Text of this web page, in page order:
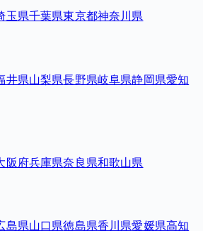
玉県千葉県東京都神奈川県
井県山梨県長野県岐阜県静岡県愛知
阪府兵庫県奈良県和歌山県
島県山口県徳島県香川県愛媛県高知